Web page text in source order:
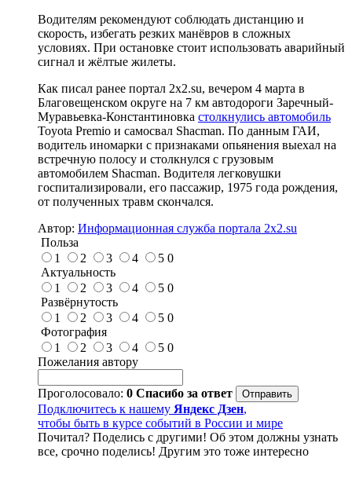
Водителям рекомендуют соблюдать дистанцию и
скорость, избегать резких манёвров в сложных
условиях. При остановке стоит использовать аварийный
сигнал и жёлтые жилеты.
Как писал ранее портал 2х2.su, вечером 4 марта в
Благовещенском округе на 7 км автодороги Заречный-
Муравьевка-Константиновка столкнулись автомобиль
Toyota Premio и самосвал Shacman. По данным ГАИ,
водитель иномарки с признаками опьянения выехал на
встречную полосу и столкнулся с грузовым
автомобилем Shacman. Водителя легковушки
госпитализировали, его пассажир, 1975 года рождения,
от полученных травм скончался.
Автор: Информационная служба портала 2x2.su
Польза
1
2 3 4 5 0
Актуальность
1
2 3 4 5 0
Развёрнутость
1
2 3 4 5 0
Фотография
1
2 3 4 5 0
Пожелания автору
Проголосовало: 0 Спасибо за ответ
Подключитесь к нашему Яндекс Дзен,
чтобы быть в курсе событий в России и мире
Почитал? Поделись с другими! Об этом должны узнать
все, срочно поделись! Другим это тоже интересно